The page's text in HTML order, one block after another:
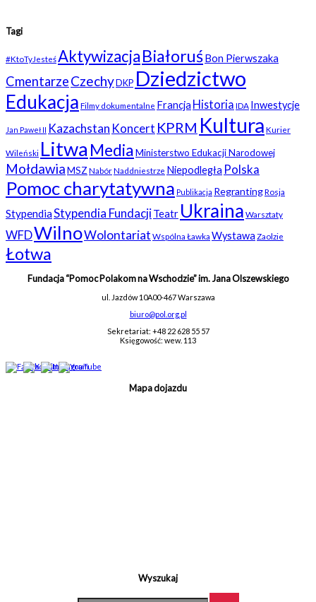
Tagi
#KtoTyJesteśAktywizacjaBiałoruśBon Pierwszaka
CmentarzeCzechyDKP Dziedzictwo
Edukacja Filmy dokumentalne Francja Historia IDA Inwestycje
Jan Paweł II Kazachstan Koncert KPRM Kultura Kurier
Wileński Litwa MediaMinisterstwo Edukacji Narodowej
MołdawiaMSZ NabórNaddniestrze Niepodległa Polska
Pomoc charytatywna Publikacja RegrantingRosja
StypendiaStypendia FundacjiTeatr Ukraina Warsztaty
WFDWilnoWolontariat Wspólna Ławka Wystawa Zaolzie
Łotwa
Fundacja “Pomoc Polakom na Wschodzie” im. Jana Olszewskiego
ul. Jazdów 10A00-467 Warszawa
biuro@pol.org.pl
Sekretariat: +48 22 628 55 57
Księgowość: wew. 113
Mapa dojazdu
Wyszukaj